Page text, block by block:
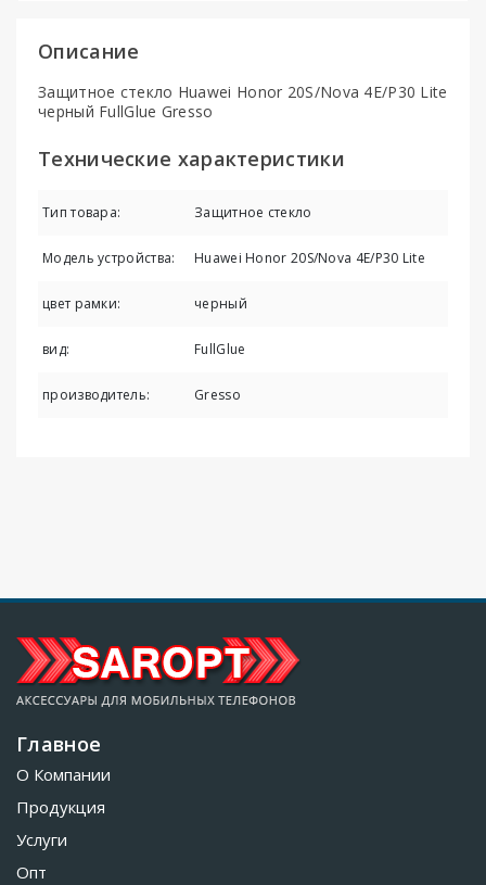
Описание
Защитное стекло Huawei Honor 20S/Nova 4E/P30 Lite
черный FullGlue Gresso
Технические характеристики
Тип товара: Защитное стекло
Модель устройства: Huawei Honor 20S/Nova 4E/P30 Lite
цвет рамки: черный
вид: FullGlue
производитель: Gresso
Главное
О Компании
Продукция
Услуги
Опт